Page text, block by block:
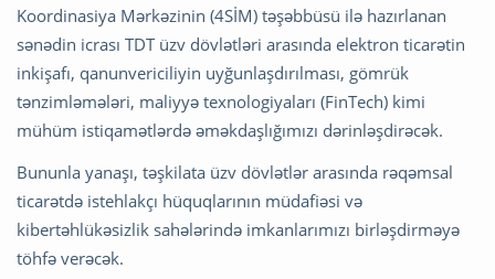
Koordinasiya Mərkəzinin (4SİM) təşəbbüsü ilə hazırlanan
sənədin icrası TDT üzv dövlətləri arasında elektron ticarətin
inkişafı, qanunvericiliyin uyğunlaşdırılması, gömrük
tənzimləmələri, maliyyə texnologiyaları (FinTech) kimi
mühüm istiqamətlərdə əməkdaşlığımızı dərinləşdirəcək.
Bununla yanaşı, təşkilata üzv dövlətlər arasında rəqəmsal
ticarətdə istehlakçı hüquqlarının müdafiəsi və
kibertəhlükəsizlik sahələrində imkanlarımızı birləşdirməyə
töhfə verəcək.